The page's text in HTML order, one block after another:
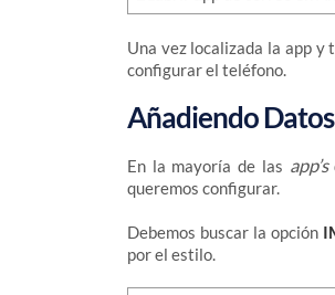
Una vez localizada la app y
configurar el teléfono.
Añadiendo
En la mayoría de las app’s
queremos configurar.
Debemos buscar la opción
por el estilo.